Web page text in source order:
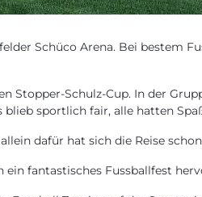
Schüco Arena. Bei bestem
Stopper-Schulz-Cup. In der
sportlich fair, alle hatten
dafür hat sich die Reise
fantastisches Fussballfest